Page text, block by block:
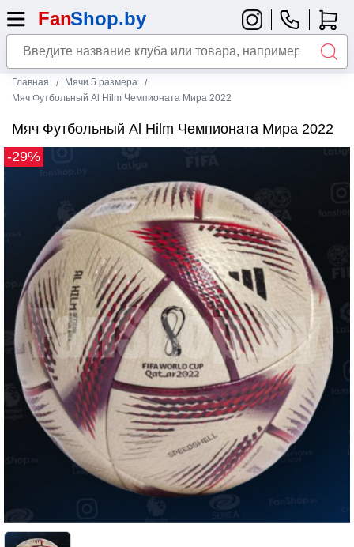
Главная
Мячи 5 размера
Мяч Футбольный Al Hilm Чемпионата Мира 2022
Мяч Футбольный Al Hilm Чемпионата Мира 2022
-29%